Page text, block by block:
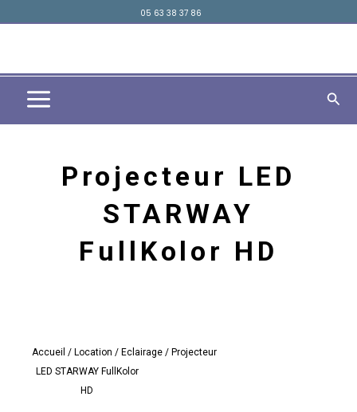
au
05 63 38 37 86
Projecteur LED
STARWAY
FullKolor HD
Accueil / Location / Eclairage / Projecteur
LED STARWAY FullKolor
HD